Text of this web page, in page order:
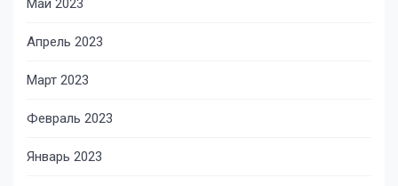
Май 2023
Апрель 2023
Март 2023
Февраль 2023
Январь 2023